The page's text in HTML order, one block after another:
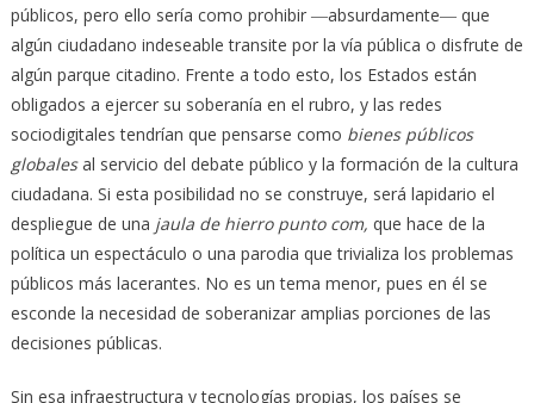
públicos, pero ello sería como prohibir ―absurdamente― que
algún ciudadano indeseable transite por la vía pública o disfrute de
algún parque citadino. Frente a todo esto, los Estados están
obligados a ejercer su soberanía en el rubro, y las redes
sociodigitales tendrían que pensarse como bienes públicos
globalesal servicio del debate público y la formación de la cultura
ciudadana. Si esta posibilidad no se construye, será lapidario el
despliegue de una jaula de hierro punto com, que hace de la
política un espectáculo o una parodia que trivializa los problemas
públicos más lacerantes. No es un tema menor, pues en él se
esconde la necesidad de soberanizar amplias porciones de las
decisiones públicas.
Sin esa infraestructura y tecnologías propias, los países se